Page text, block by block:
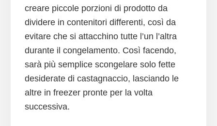
creare piccole porzioni di prodotto da
dividere in contenitori differenti, così da
evitare che si attacchino tutte l’un l’altra
durante il congelamento. Così facendo,
sarà più semplice scongelare solo fette
desiderate di castagnaccio, lasciando le
altre in freezer pronte per la volta
successiva.